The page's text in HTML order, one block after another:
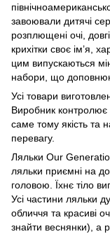
завоювали дитячі
розплющені очі,
крихітки своє ім’я,
цим випускаються
набори, що
Усі товари
Виробник контролює
саме тому якість та
перевагу.
Ляльки Our Generation
ляльки приємні на
головою. Їхнє тіло
Усі частини ляльки
обличчя та красиві
знайти веснянки), а